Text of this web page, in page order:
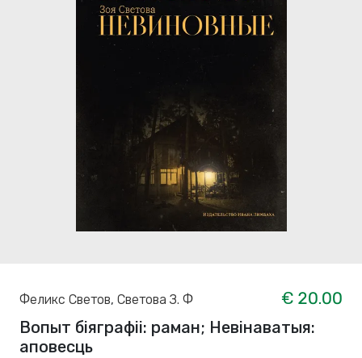
Феликс Светов, Светова З. Ф
€ 20.00
Вопыт біяграфіі: раман; Невінаватыя:
аповесць